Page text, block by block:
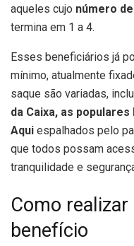
aqueles cujo número
termina em 1 a 4.
Esses beneficiários já
mínimo, atualmente
saque são variadas,
da Caixa, as
Aqui espalhados pelo
que todos possam
tranquilidade e
Como realizar
benefício